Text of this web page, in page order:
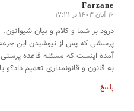
Farzane
گفته: 16 آبان 1403 در 17:21
درود بر شما و کلام و بیان شیواتون.
پرسشی که پس از نیوشیدن این
آمده اینست که مسئله قاعده
به قانون و قانونمداری تعمیم داد؟و
پاسخ